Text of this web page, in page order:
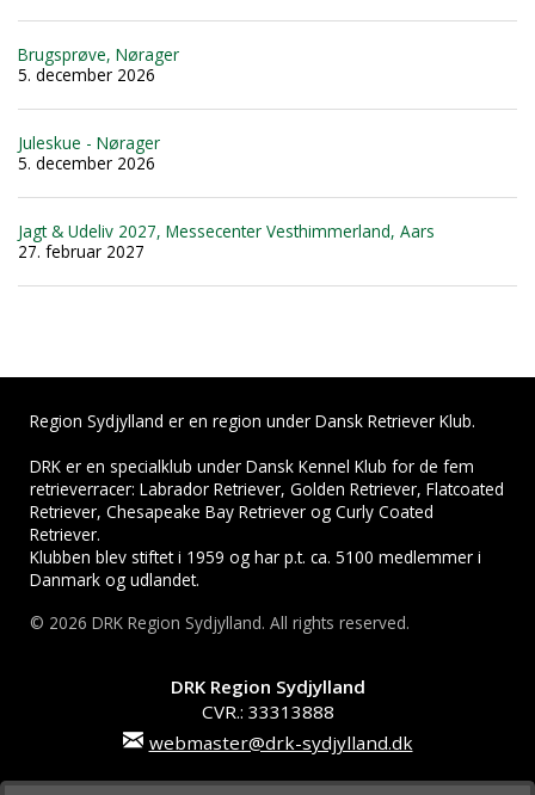
Brugsprøve, Nørager
5. december 2026
Juleskue - Nørager
5. december 2026
Jagt & Udeliv 2027, Messecenter Vesthimmerland, Aars
27. februar 2027
Region Sydjylland er en region under Dansk Retriever Klub.
DRK er en specialklub under Dansk Kennel Klub for de fem
retrieverracer: Labrador Retriever, Golden Retriever, Flatcoated
Retriever, Chesapeake Bay Retriever og Curly Coated
Retriever.
Klubben blev stiftet i 1959 og har p.t. ca. 5100 medlemmer i
Danmark og udlandet.
© 2026 DRK Region Sydjylland. All rights reserved.
DRK Region Sydjylland
CVR.: 33313888
webmaster@drk-sydjylland.dk